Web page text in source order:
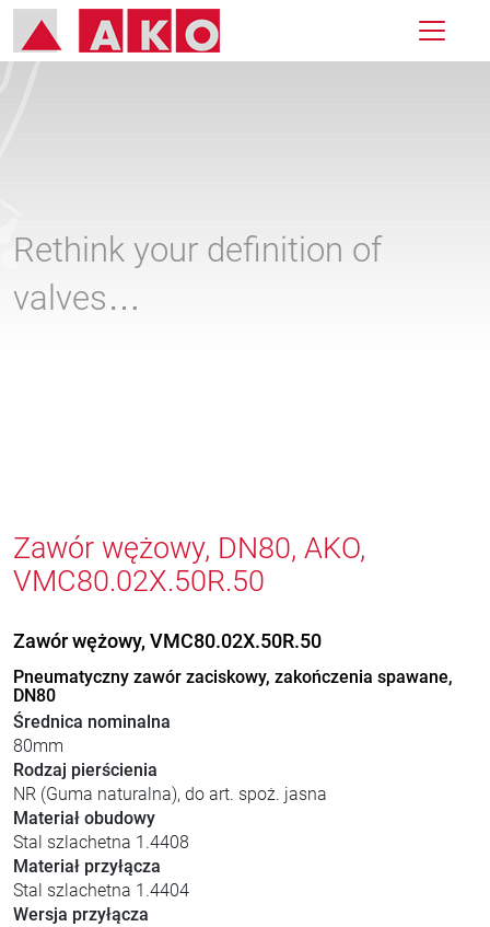
Rethink your definition of
valves…
Zawór wężowy, DN80, AKO,
VMC80.02X.50R.50
Zawór wężowy, VMC80.02X.50R.50
Pneumatyczny zawór zaciskowy, zakończenia spawane,
DN80
Średnica nominalna
80mm
Rodzaj pierścienia
NR (Guma naturalna), do art. spoż. jasna
Materiał obudowy
Stal szlachetna 1.4408
Materiał przyłącza
Stal szlachetna 1.4404
Wersja przyłącza